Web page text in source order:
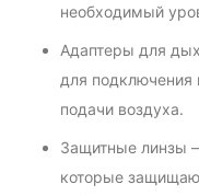
необходимый
Адаптеры для
для подключения
подачи воздуха.
Защитные линзы
которые